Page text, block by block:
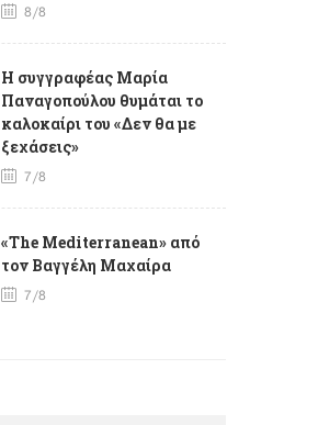
8/8
Η συγγραφέας Μαρία
Παναγοπούλου θυμάται το
καλοκαίρι του «Δεν θα με
ξεχάσεις»
7/8
«The Mediterranean» από
τον Βαγγέλη Μαχαίρα
7/8